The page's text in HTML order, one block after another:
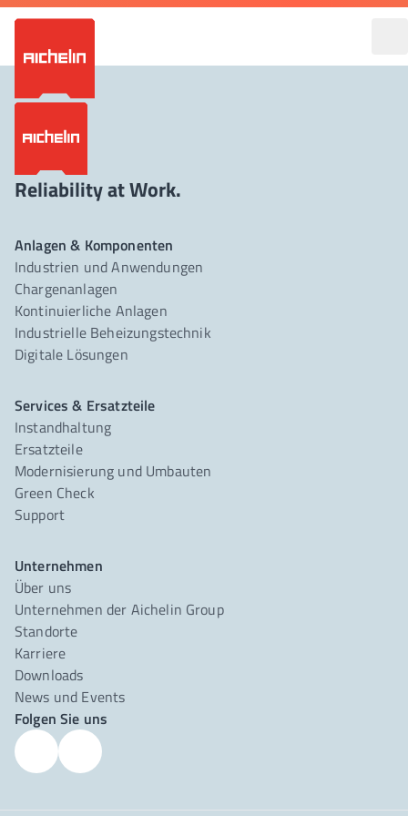
Reliability at Work.
Anlagen & Komponenten
Industrien und Anwendungen
Chargenanlagen
Kontinuierliche Anlagen
Industrielle Beheizungstechnik
Digitale Lösungen
Services & Ersatzteile
Instandhaltung
Ersatzteile
Modernisierung und Umbauten
Green Check
Support
Unternehmen
Über uns
Unternehmen der Aichelin Group
Standorte
Karriere
Downloads
News und Events
Folgen Sie uns